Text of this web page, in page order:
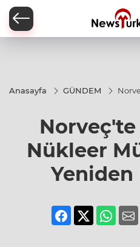
Anasayfa GÜNDEM
Nükleer
Yeniden